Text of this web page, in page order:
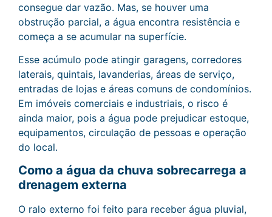
consegue dar vazão. Mas, se houver uma
obstrução parcial, a água encontra resistência e
começa a se acumular na superfície.
Esse acúmulo pode atingir garagens, corredores
laterais, quintais, lavanderias, áreas de serviço,
entradas de lojas e áreas comuns de condomínios.
Em imóveis comerciais e industriais, o risco é
ainda maior, pois a água pode prejudicar estoque,
equipamentos, circulação de pessoas e operação
do local.
Como a água da chuva sobrecarrega a
drenagem externa
O ralo externo foi feito para receber água pluvial,